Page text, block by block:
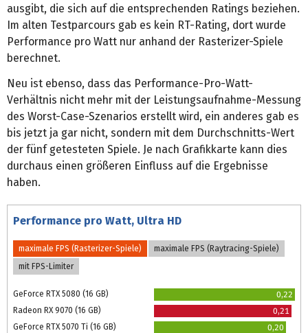
ausgibt, die sich auf die entsprechenden Ratings beziehen.
Im alten Testparcours gab es kein RT-Rating, dort wurde
Performance pro Watt nur anhand der Rasterizer-Spiele
berechnet.
Neu ist ebenso, dass das Performance-Pro-Watt-
Verhältnis nicht mehr mit der Leistungsaufnahme-Messung
des Worst-Case-Szenarios erstellt wird, ein anderes gab es
bis jetzt ja gar nicht, sondern mit dem Durchschnitts-Wert
der fünf getesteten Spiele. Je nach Grafikkarte kann dies
durchaus einen größeren Einfluss auf die Ergebnisse
haben.
Performance pro Watt, Ultra HD
maximale FPS (Rasterizer-Spiele)
maximale FPS (Raytracing-Spiele)
mit FPS-Limiter
GeForce RTX 5080 (16 GB)
0,22
Radeon RX 9070 (16 GB)
0,21
GeForce RTX 5070 Ti (16 GB)
0,20